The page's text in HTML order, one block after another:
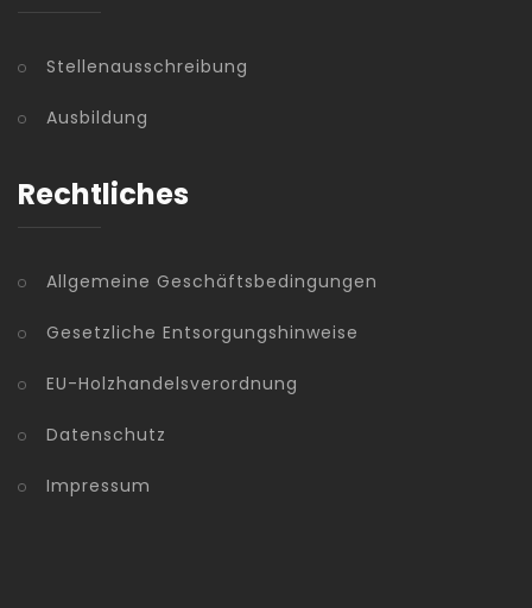
Stellenausschreibung
Ausbildung
Rechtliches
Allgemeine Geschäftsbedingungen
Gesetzliche Entsorgungshinweise
EU-Holzhandelsverordnung
Datenschutz
Impressum